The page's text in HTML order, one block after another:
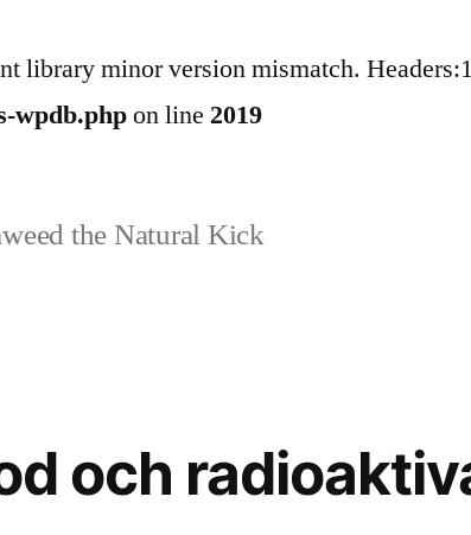
library minor version mismatch.
wpdb.phpon line 2019
the Natural Kick
och